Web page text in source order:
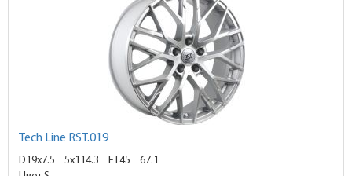
Tech Line RST.019
D19x7.5 5x114.3 ET45
67.1